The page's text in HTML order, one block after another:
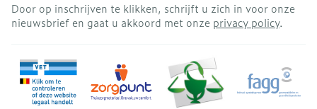
Door op inschrijven te klikken, schrijft u zich in voor onze
nieuwsbrief en gaat u akkoord met onze privacy policy.